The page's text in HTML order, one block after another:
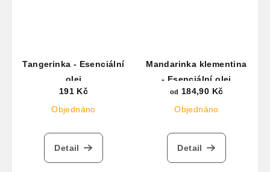
Tangerinka - Esenciální
olej
191 Kč
Objednáno
Detail
Mandarinka klementina
- Esenciální olej
od 184,90 Kč
Objednáno
Detail